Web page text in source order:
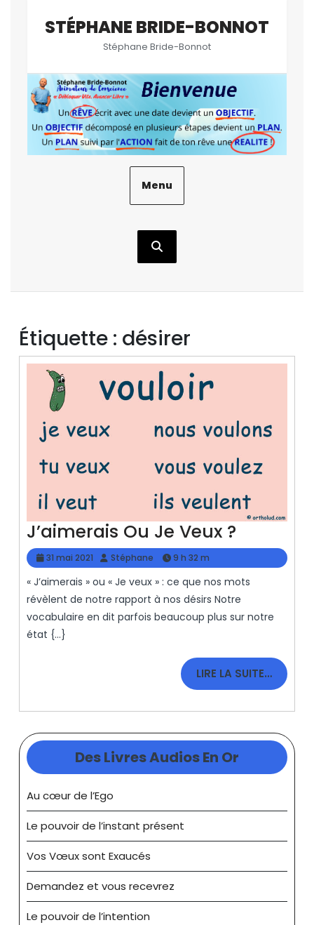
STÉPHANE BRIDE-BONNOT
Stéphane Bride-Bonnot
Menu
Étiquette : désirer
J’aimerais Ou Je Veux ?
Ou
Je
Veux
?
31 mai 2021
31
mai
2021
Stéphane Stéphane
9 h 32 m
« J’aimerais » ou « Je veux » : ce que nos mots
révèlent de notre rapport à nos désirs Notre
vocabulaire en dit parfois beaucoup plus sur notre
état {...}
LIRE LA SUITE…LIRE
LA
Des Livres Audios En Or
Au cœur de l’Ego
Le pouvoir de l’instant présent
Vos Vœux sont Exaucés
Demandez et vous recevrez
Le pouvoir de l’intention